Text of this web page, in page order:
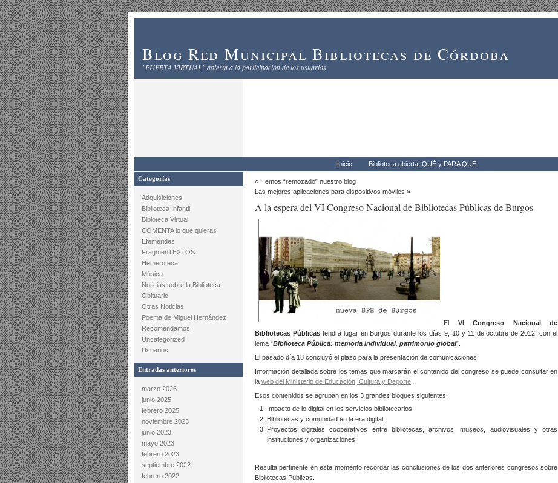
Blog Red Municipal Bibliotecas de Córdoba
"PUERTA VIRTUAL" abierta a la participación de los usuarios
Inicio Biblioteca abierta: QUÉ y PARA QUÉ
Categorías
Adquisiciones
Biblioteca Infantil
Bibloteca Virtual
COMENTA lo que quieras
Efemérides
FragmenTEXTOS
Hemeroteca
Música
Noticias sobre la Biblioteca
Obituario
Otras Noticias
Poema de Miguel Hernández
Recomendamos
Uncategorized
Usuarios
Entradas anteriores
marzo 2026
junio 2025
febrero 2025
noviembre 2023
junio 2023
mayo 2023
febrero 2023
septiembre 2022
febrero 2022
« Hemos “remozado” nuestro blog
Las mejores aplicaciones para dispositivos móviles »
A la espera del VI Congreso Nacional de Bibliotecas Públicas de Burgos
El VI Congreso Nacional de
Bibliotecas Públicastendrá lugar en Burgos durante los días 9, 10 y 11 de octubre de 2012, con el
lema “Biblioteca Pública: memoria individual, patrimonio global”.
El pasado día 18 concluyó el plazo para la presentación de comunicaciones.
Información detallada sobre los temas que marcarán el contenido del congreso se puede consultar en
la web del Ministerio de Educación, Cultura y Deporte
Esos contenidos se agrupan en los 3 grandes bloques siguientes:
Impacto de lo digital en los servicios bibliotecarios.
Bibliotecas y comunidad en la era digital.
Proyectos digitales cooperativos entre bibliotecas, archivos, museos, audiovisuales y otras
instituciones y organizaciones.
Resulta pertinente en este momento recordar las conclusiones de los dos anteriores congresos sobre
Bibliotecas Públicas.